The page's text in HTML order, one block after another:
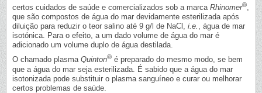
certos cuidados de saúde e comercializados sob a marca Rhinomer®,
que são compostos de água do mar devidamente esterilizada após
diluição para reduzir o teor salino até 9 g/l de NaCl, i.e. , água de mar
isotónica. Para o efeito, a um dado volume de água do mar é
adicionado um volume duplo de água destilada.
O chamado plasma Quinton® é preparado do mesmo modo, se bem
que a água do mar seja esterilizada. É sabido que a água do mar
isotonizada pode substituir o plasma sanguíneo e curar ou melhorar
certos problemas de saúde.